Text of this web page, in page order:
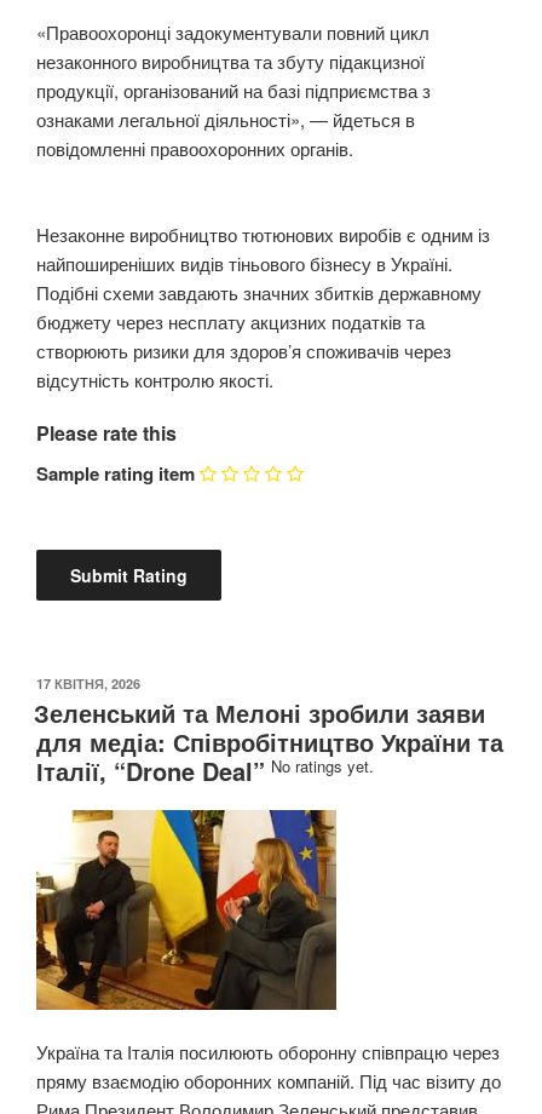
«Правоохоронці задокументували повний цикл
незаконного виробництва та збуту підакцизної
продукції, організований на базі підприємства з
ознаками легальної діяльності», — йдеться в
повідомленні правоохоронних органів.
Незаконне виробництво тютюнових виробів є одним із
найпоширеніших видів тіньового бізнесу в Україні.
Подібні схеми завдають значних збитків державному
бюджету через несплату акцизних податків та
створюють ризики для здоров’я споживачів через
відсутність контролю якості.
Please rate this
Sample rating item
ОПУБЛІКОВАНО
17 КВІТНЯ, 2026
Зеленський та Мелоні зробили заяви
для медіа: Співробітництво України та
Італії, “Drone Deal” No ratings yet.
Україна та Італія посилюють оборонну співпрацю через
пряму взаємодію оборонних компаній. Під час візиту до